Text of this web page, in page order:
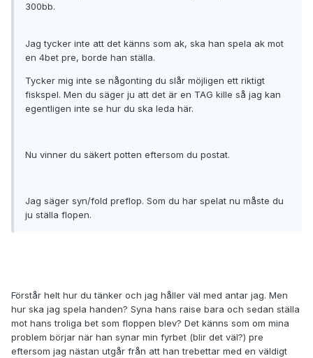
300bb.
Jag tycker inte att det känns som ak, ska han spela ak mot
en 4bet pre, borde han ställa.
Tycker mig inte se någonting du slår möjligen ett riktigt
fiskspel. Men du säger ju att det är en TAG kille så jag kan
egentligen inte se hur du ska leda här.
Nu vinner du säkert potten eftersom du postat.
Jag säger syn/fold preflop. Som du har spelat nu måste du
ju ställa flopen.
Förstår helt hur du tänker och jag håller väl med antar jag. Men
hur ska jag spela handen? Syna hans raise bara och sedan ställa
mot hans troliga bet som floppen blev? Det känns som om mina
problem börjar när han synar min fyrbet (blir det väl?) pre
eftersom jag nästan utgår från att han trebettar med en väldigt